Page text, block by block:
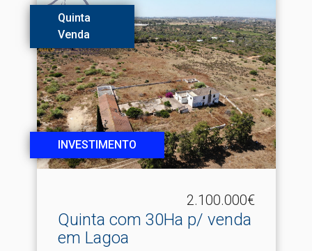
Quinta
Venda
INVESTIMENTO
2.100.000€
Quinta com 30Ha p/ venda
em Lagoa